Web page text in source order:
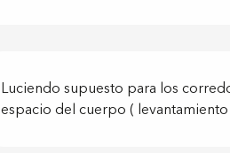
Luciendo supuesto para los
espacio del cuerpo (